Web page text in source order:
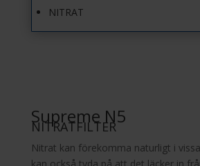
NITRAT
Supreme N5
NITRATFILTER
Nitrat kan förekomma naturligt i